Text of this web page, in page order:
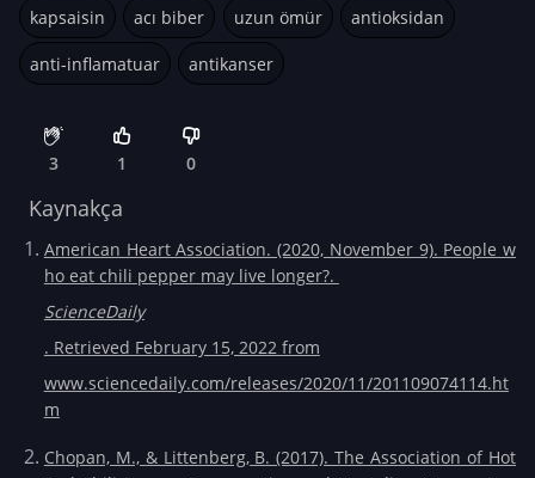
kapsaisin acı biber uzun ömür antioksidan
anti-inflamatuar antikanser
3 1 0
Kaynakça
American Heart Association. (2020, November 9). People w
ho eat chili pepper may live longer?.
ScienceDaily
. Retrieved February 15, 2022 from
www.sciencedaily.com/releases/2020/11/201109074114.ht
m
Chopan, M., & Littenberg, B. (2017). The Association of Hot